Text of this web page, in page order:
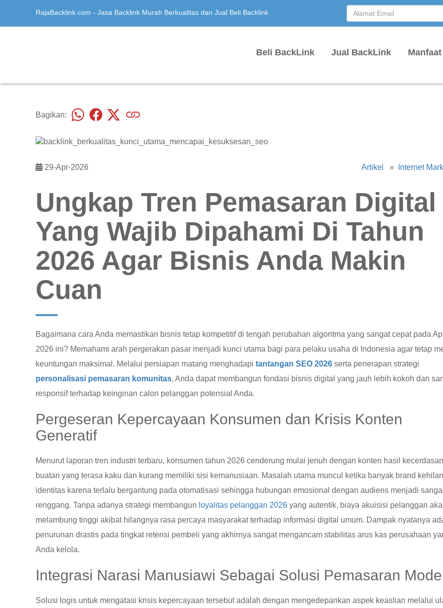
RajaBacklink.com - Jasa Backlink Murah Berkualitas dan Jual Beli Backlink
Beli BackLink Jual BackLink
Bagikan:
29-Apr-2026 Artikel » Internet
Ungkap Tren Pemasaran Digital
Yang Wajib Dipahami Di Tahun
2026 Agar Bisnis Anda Makin
Cuan
Bagaimana cara Anda memastikan bisnis tetap kompetitif di tengah perubahan algoritma yang sangat cepat pada
2026 ini? Memahami arah pergerakan pasar menjadi kunci utama bagi para pelaku usaha di Indonesia agar tetap
keuntungan maksimal. Melalui persiapan matang menghadapi tantangan SEO 2026 serta penerapan strategi
personalisasi pemasaran komunitas, Anda dapat membangun fondasi bisnis digital yang jauh lebih kokoh dan
responsif terhadap keinginan calon pelanggan potensial Anda.
Pergeseran Kepercayaan Konsumen dan Krisis Konten
Generatif
Menurut laporan tren industri terbaru, konsumen tahun 2026 cenderung mulai jenuh dengan konten hasil kecerdasan
buatan yang terasa kaku dan kurang memiliki sisi kemanusiaan. Masalah utama muncul ketika banyak brand
identitas karena terlalu bergantung pada otomatisasi sehingga hubungan emosional dengan audiens menjadi
renggang. Tanpa adanya strategi membangun loyalitas pelanggan 2026 yang autentik, biaya akuisisi pelanggan
melambung tinggi akibat hilangnya rasa percaya masyarakat terhadap informasi digital umum. Dampak nyatanya
penurunan drastis pada tingkat retensi pembeli yang akhirnya sangat mengancam stabilitas arus kas perusahaan
Anda kelola.
Integrasi Narasi Manusiawi Sebagai Solusi Pemasaran
Solusi logis untuk mengatasi krisis kepercayaan tersebut adalah dengan mengedepankan aspek keaslian melalui